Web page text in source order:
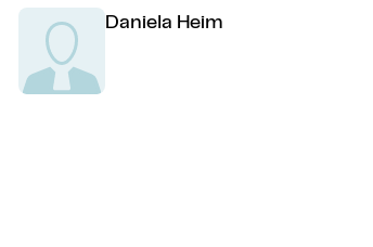
Daniela Heim